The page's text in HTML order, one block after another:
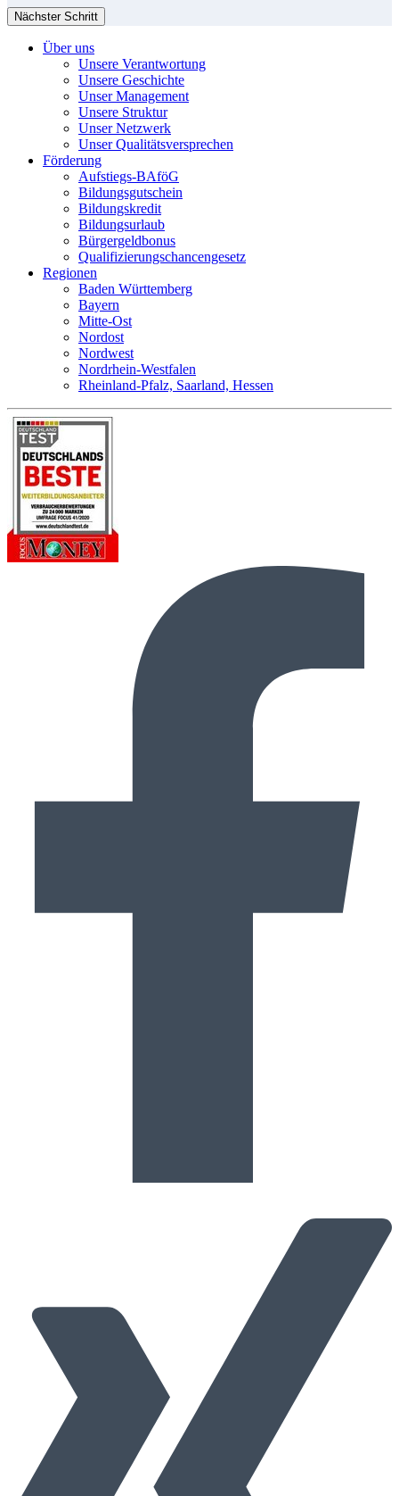
Nächster Schritt
Über uns
Unsere Verantwortung
Unsere Geschichte
Unser Management
Unsere Struktur
Unser Netzwerk
Unser Qualitätsversprechen
Förderung
Aufstiegs-BAföG
Bildungsgutschein
Bildungskredit
Bildungsurlaub
Bürgergeldbonus
Qualifizierungschancengesetz
Regionen
Baden Württemberg
Bayern
Mitte-Ost
Nordost
Nordwest
Nordrhein-Westfalen
Rheinland-Pfalz, Saarland, Hessen